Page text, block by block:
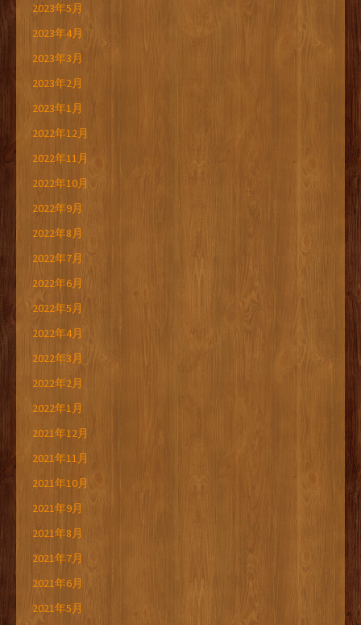
2023年5月
2023年4月
2023年3月
2023年2月
2023年1月
2022年12月
2022年11月
2022年10月
2022年9月
2022年8月
2022年7月
2022年6月
2022年5月
2022年4月
2022年3月
2022年2月
2022年1月
2021年12月
2021年11月
2021年10月
2021年9月
2021年8月
2021年7月
2021年6月
2021年5月